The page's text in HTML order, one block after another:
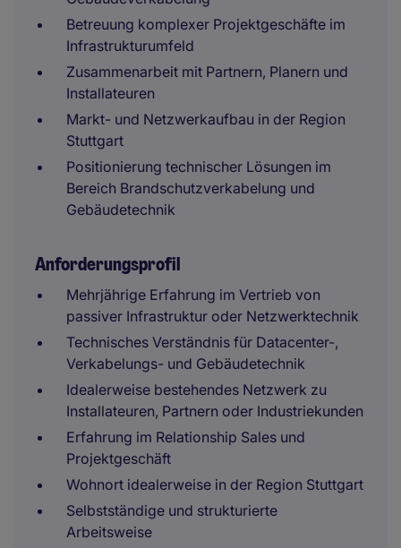
Betreuung komplexer Projektgeschäfte im
Infrastrukturumfeld
Zusammenarbeit mit Partnern, Planern und
Installateuren
Markt- und Netzwerkaufbau in der Region
Stuttgart
Positionierung technischer Lösungen im
Bereich Brandschutzverkabelung und
Gebäudetechnik
Anforderungsprofil
Mehrjährige Erfahrung im Vertrieb von
passiver Infrastruktur oder Netzwerktechnik
Technisches Verständnis für Datacenter-,
Verkabelungs- und Gebäudetechnik
Idealerweise bestehendes Netzwerk zu
Installateuren, Partnern oder Industriekunden
Erfahrung im Relationship Sales und
Projektgeschäft
Wohnort idealerweise in der Region Stuttgart
Selbstständige und strukturierte
Arbeitsweise